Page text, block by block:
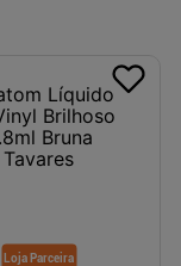
Loja Parceira